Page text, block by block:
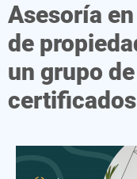
Asesoría
de
un grupo